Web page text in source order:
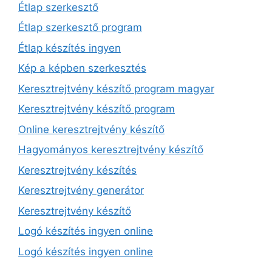
Étlap szerkesztő
Étlap szerkesztő program
Étlap készítés ingyen
Kép a képben szerkesztés
Keresztrejtvény készítő program magyar
Keresztrejtvény készítő program
Online keresztrejtvény készítő
Hagyományos keresztrejtvény készítő
Keresztrejtvény készítés
Keresztrejtvény generátor
Keresztrejtvény készítő
Logó készítés ingyen online
Logó készítés ingyen online